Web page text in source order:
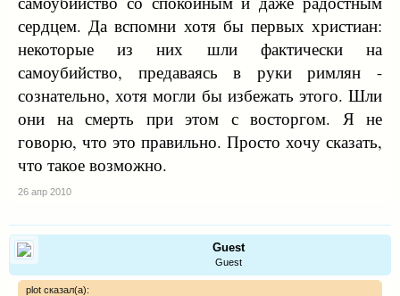
сердцем. Да вспомни хотя бы первых христиан:
некоторые из них шли фактически на
самоубийство, предаваясь в руки римлян -
сознательно, хотя могли бы избежать этого. Шли
они на смерть при этом с восторгом. Я не
говорю, что это правильно. Просто хочу сказать,
что такое возможно.
26 апр 2010
Guest
Guest
plot сказал(а):